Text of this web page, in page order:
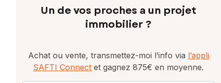
Un de vos proches a un projet
immobilier ?
Achat ou vente, transmettez-moi l’info via l’appli
SAFTI Connect et gagnez 875€ en moyenne.